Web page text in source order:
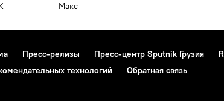
Макс
Пресс-релизы Пресс-центр Sputnik Грузия
технологий Обратная связь